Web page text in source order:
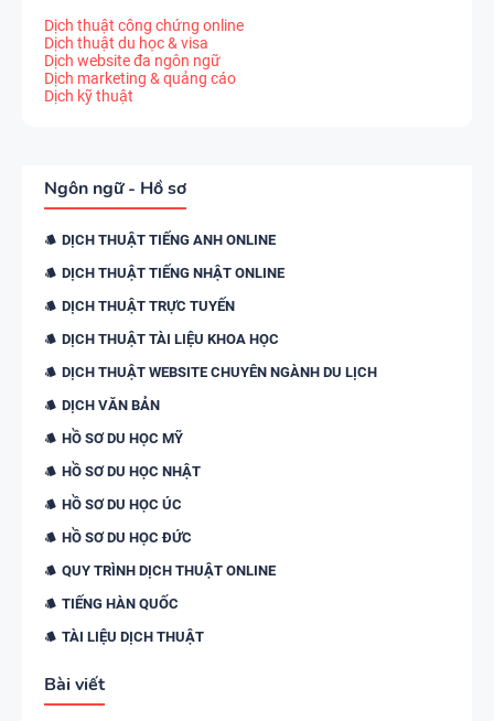
Dịch thuật công chứng online
Dịch thuật du học & visa
Dịch website đa ngôn ngữ
Dịch marketing & quảng cáo
Dịch kỹ thuật
Ngôn ngữ - Hồ sơ
DỊCH THUẬT TIẾNG ANH ONLINE
DỊCH THUẬT TIẾNG NHẬT ONLINE
DỊCH THUẬT TRỰC TUYẾN
DỊCH THUẬT TÀI LIỆU KHOA HỌC
DỊCH THUẬT WEBSITE CHUYÊN NGÀNH DU LỊCH
DỊCH VĂN BẢN
HỒ SƠ DU HỌC MỸ
HỒ SƠ DU HỌC NHẬT
HỒ SƠ DU HỌC ÚC
HỒ SƠ DU HỌC ĐỨC
QUY TRÌNH DỊCH THUẬT ONLINE
TIẾNG HÀN QUỐC
TÀI LIỆU DỊCH THUẬT
Bài viết